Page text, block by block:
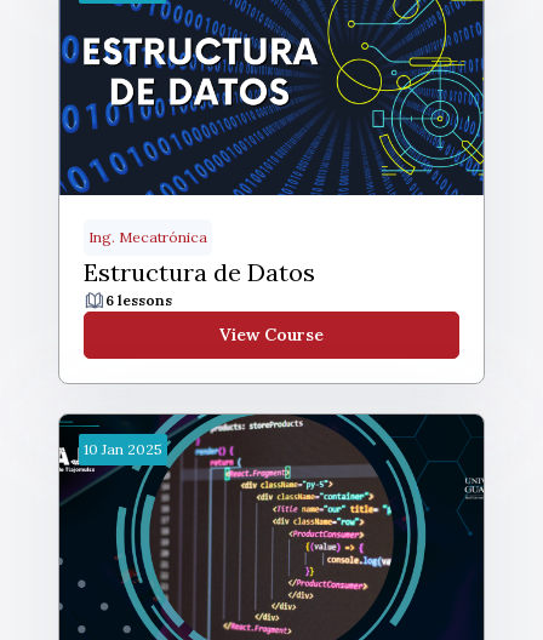
Ing. Mecatrónica
Estructura de Datos
6 lessons
View Course
10 Jan 2025